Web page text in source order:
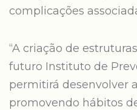
complicações
“A criação de
futuro Instituto de
permitirá desenvolver
promovendo hábitos